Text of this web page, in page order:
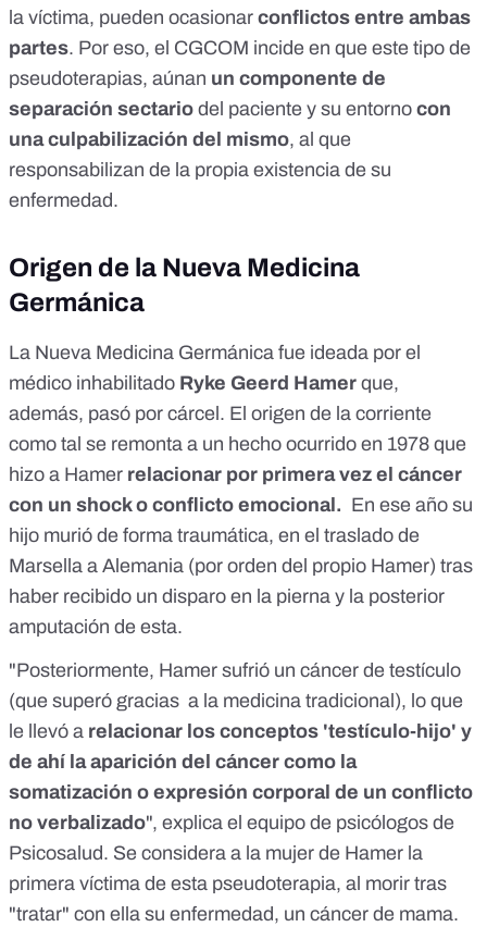
la víctima, pueden ocasionar conflictos entre ambas
partes. Por eso, el CGCOM incide en que este tipo de
pseudoterapias, aúnan un componente de
separación sectario del paciente y su entorno con
una culpabilización del mismo, al que
responsabilizan de la propia existencia de su
enfermedad.
Origen de la Nueva Medicina
Germánica
La Nueva Medicina Germánica fue ideada por el
médico inhabilitado Ryke Geerd Hamer que,
además, pasó por cárcel. El origen de la corriente
como tal se remonta a un hecho ocurrido en 1978 que
hizo a Hamer relacionar por primera vez el cáncer
con un shock o conflicto emocional. En ese año su
hijo murió de forma traumática, en el traslado de
Marsella a Alemania (por orden del propio Hamer) tras
haber recibido un disparo en la pierna y la posterior
amputación de esta.
"Posteriormente, Hamer sufrió un cáncer de testículo
(que superó gracias a la medicina tradicional), lo que
le llevó a relacionar los conceptos 'testículo-hijo' y
de ahí la aparición del cáncer como la
somatización o expresión corporal de un conflicto
no verbalizado", explica el equipo de psicólogos de
Psicosalud. Se considera a la mujer de Hamer la
primera víctima de esta pseudoterapia, al morir tras
"tratar" con ella su enfermedad, un cáncer de mama.